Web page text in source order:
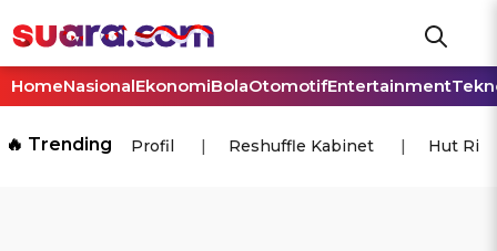
HomeNasionalEkonomiBolaOtomotifEntertainment
🔥 Trending Profil Reshuffle Kabinet Hut Ri